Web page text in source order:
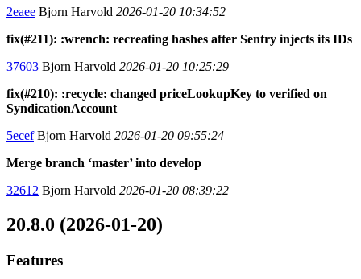
2eaee Bjorn Harvold 2026-01-20 10:34:52
fix(#211): :wrench: recreating hashes after Sentry injects its IDs
37603 Bjorn Harvold 2026-01-20 10:25:29
fix(#210): :recycle: changed priceLookupKey to verified on
SyndicationAccount
5ecefBjorn Harvold 2026-01-20 09:55:24
Merge branch ‘master’ into develop
32612 Bjorn Harvold 2026-01-20 08:39:22
20.8.0 (2026-01-20)
Features